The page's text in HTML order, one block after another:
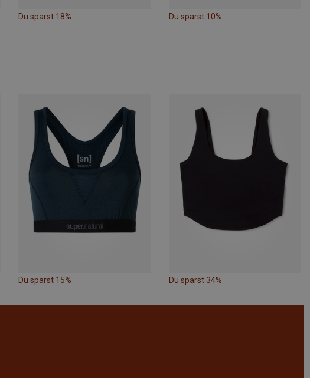
Du sparst 18% Du sparst 10%
Du sparst 15% Du sparst 34%